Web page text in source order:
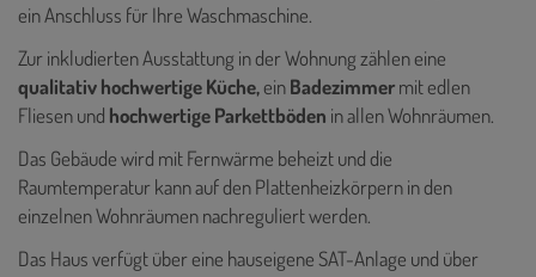
ein Anschluss für Ihre Waschmaschine.
Zur inkludierten Ausstattung in der Wohnung zählen eine
qualitativ hochwertige Küche,einBadezimmermit edlen
Fliesenund hochwertige Parkettböden in allen Wohnräumen.
Das Gebäude wird mit Fernwärme beheizt und die
Raumtemperatur kann auf den Plattenheizkörpern in den
einzelnen Wohnräumen nachreguliert werden.
Das Haus verfügt über eine hauseigene SAT-Anlage und über